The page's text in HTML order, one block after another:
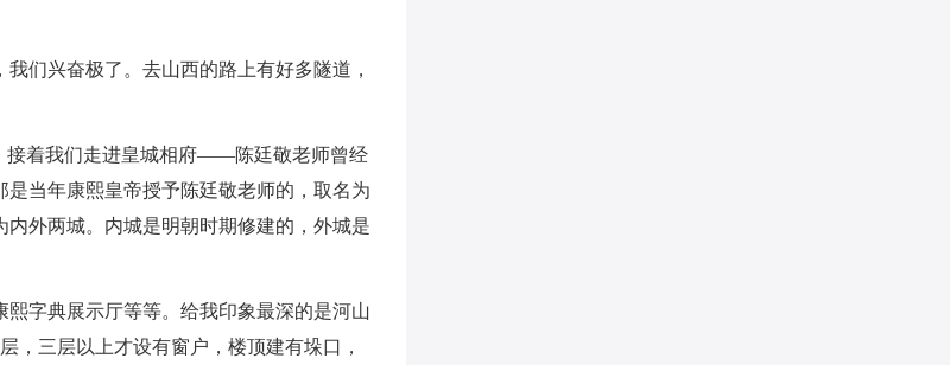
们兴奋极了。去山西的路上有好多隧道，
接着我们走进皇城相府——陈廷敬老师曾经
当年康熙皇帝授予陈廷敬老师的，取名为
外两城。内城是明朝时期修建的，外城是
字典展示厅等等。给我印象最深的是河山
，三层以上才设有窗户，楼顶建有垛口，